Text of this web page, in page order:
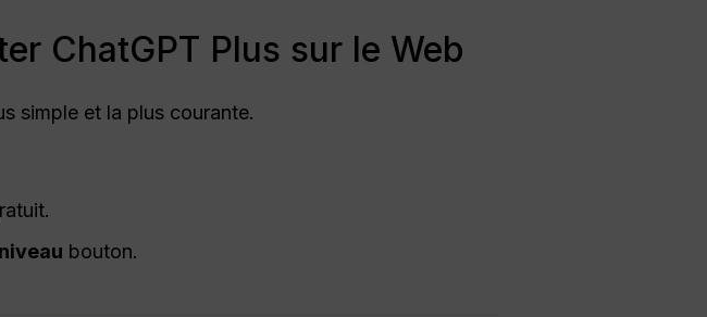
ChatGPT Plus sur le Web
simple et la plus courante.
bouton.